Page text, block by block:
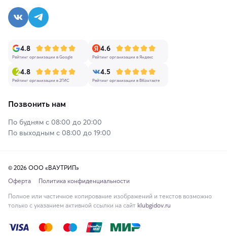
4.8
Рейтинг организации в Google
4.6
Рейтинг организации в Яндекс
4.8
Рейтинг организации в 2ГИС
4.5
Рейтинг организации в ВКонтакте
Позвонить нам
По будням с 08:00 до 20:00
По выходным с 08:00 до 19:00
© 2026 ООО «ВАУТРИП»
Оферта
Политика конфиденциальности
Полное или частичное копирование изображений и текстов возможно
только с указанием активной ссылки на сайт klubgidov.ru